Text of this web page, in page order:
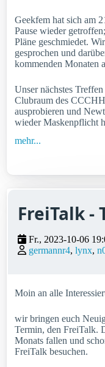
Geekfem hat sich am
Pause wieder
Pläne geschmiedet.
gesprochen und
kommenden Monaten
Unser nächstes
Clubraum des
ausprobieren und
wieder Maskenpflicht
mehr...
FreiTalk -
Fr., 2023-10-06
germannr4 lynx
Moin an alle
wir bringen euch
Termin, den FreiTalk.
Monats fallen und
FreiTalk besuchen.